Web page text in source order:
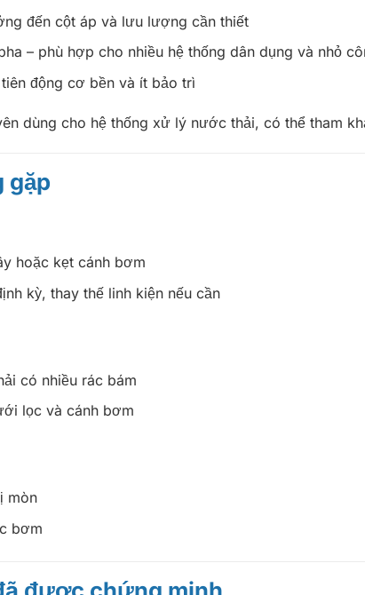
đến cột áp và lưu lượng cần thiết
– phù hợp cho nhiều hệ thống dân dụng và nhỏ
động cơ bền và ít bảo trì
dùng cho hệ thống xử lý nước thải, có thể tham
gặp
hoặc kẹt cánh bơm
kỳ, thay thế linh kiện nếu cần
có nhiều rác bám
lọc và cánh bơm
mòn
bơm